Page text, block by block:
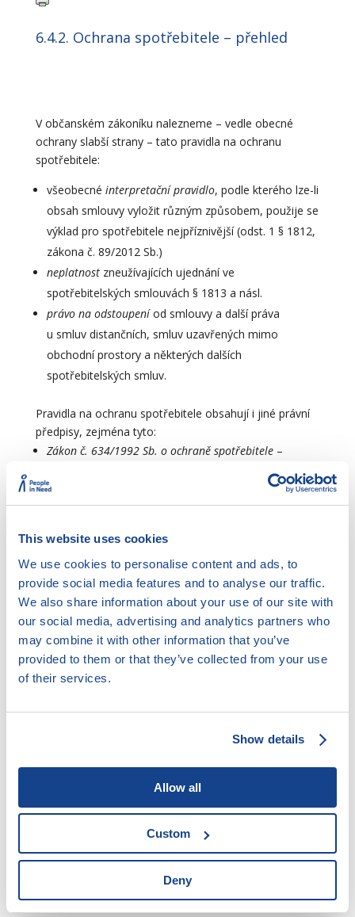
This website uses cookies
We use cookies to personalise content and ads, to
provide social media features and to analyse our traffic.
We also share information about your use of our site with
our social media, advertising and analytics partners who
may combine it with other information that you’ve
provided to them or that they’ve collected from your use
of their services.
Show details
Allow all
Custom
Deny
6.4.2. Ochrana spotřebitele – přehled
V občanském zákoníku nalezneme – vedle obecné
ochrany slabší strany – tato pravidla na ochranu
spotřebitele:
všeobecné interpretační pravidlo, podle kterého lze-li
obsah smlouvy vyložit různým způsobem, použije se
výklad pro spotřebitele nejpříznivější (odst. 1 § 1812,
zákona č. 89/2012 Sb.)
neplatnostzneužívajících ujednání ve
spotřebitelských smlouvách § 1813 a násl.
právo na odstoupeníod smlouvy a další práva
u smluv distančních, smluv uzavřených mimo
obchodní prostory a některých dalších
spotřebitelských smluv.
Pravidla na ochranu spotřebitele obsahují i jiné právní
předpisy, zejména tyto:
Zákon č. 634/1992 Sb. o ochraně spotřebitele–
upravuje podmínky pro podnikatele, které mají ve
svém důsledku chránit spotřebitele
upravuje povinnosti při poskytování úvěru
úvěruschopnost spotřebitele
Zákon č. 216/1994 Sb., o rozhodčím řízení
– po novele
prakticky znemožňuje uzavřít se spotřebitelem
rozhodčí doložku/smlouvu
Zákon č. 229/2002 Sb., o finančním arbitrovi. Tento
zákon upravuje příslušnost finančního arbitra k
úvěru. Řízení u finančního arbitra lze zahájit, dokud
a postupuje se v něm dle správního řádu. Výhodou
Naopak v případě (i jen částečné) výhry spotřebitele
je protistrana povinna zaplatit sankci do státního
Zákon č. 458/2000 Sb., energetický zákon, má